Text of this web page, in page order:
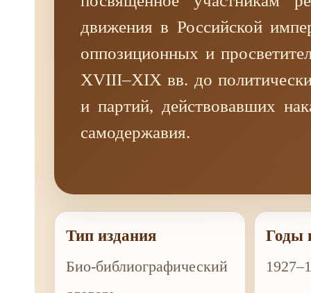
движения в Российской
оппозиционных и
XVIII–XIX вв. до
и партий, действовавших
самодержавия.
Тип издания
Био-библиографический
Годы